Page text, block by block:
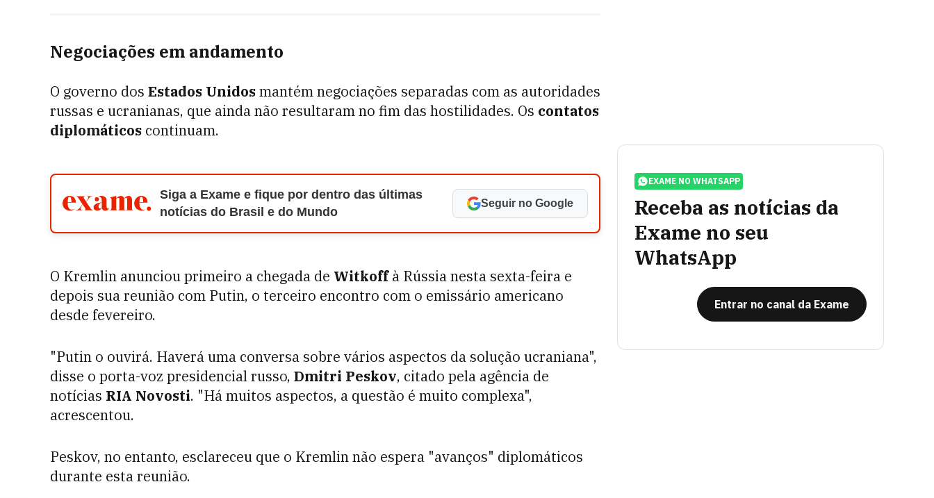
Negociações em andamento
O governo dos Estados Unidosmantém negociações separadas com as autoridades
russas e ucranianas, que ainda não resultaram no fim das hostilidades. Os contatos
diplomáticos continuam.
Siga a Exame e fique por dentro das últimas
notícias do Brasil e do Mundo
Seguir no Google
O Kremlin anunciou primeiro a chegada de Witkoffà Rússia nesta sexta-feira e
depois sua reunião com Putin, o terceiro encontro com o emissário americano
desde fevereiro.
"Putin o ouvirá. Haverá uma conversa sobre vários aspectos da solução ucraniana",
disse o porta-voz presidencial russo, Dmitri Peskov, citado pela agência de
notícias RIA Novosti. "Há muitos aspectos, a questão é muito complexa",
acrescentou.
Peskov, no entanto, esclareceu que o Kremlin não espera "avanços" diplomáticos
durante esta reunião.
EXAME NO WHATSAPP
Receba as notícias da
Exame no seu
WhatsApp
Entrar no canal da Exame